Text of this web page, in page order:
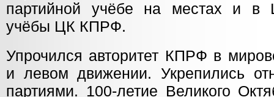
партийной учёбе на местах и в
учёбы ЦК КПРФ.
Упрочился авторитет КПРФ в
и левом движении. Укрепились
партиями. 100-летие Великого